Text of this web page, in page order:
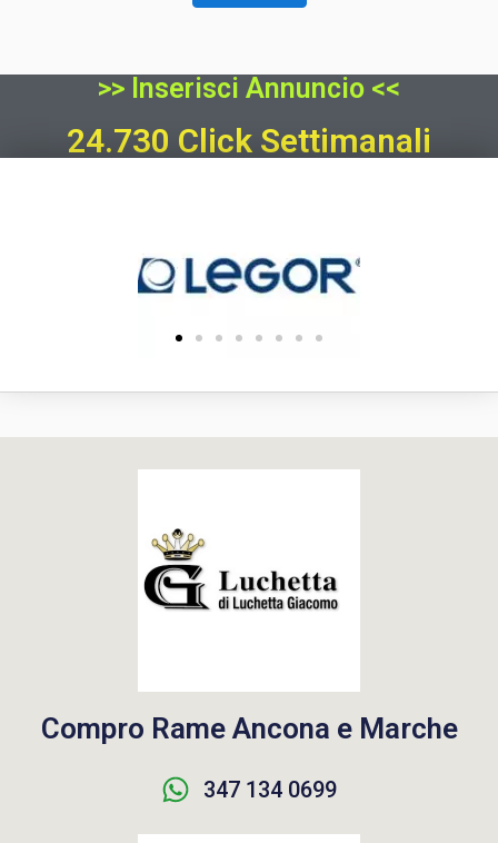
>> Inserisci Annuncio <<
24.730 Click Settimanali
Compro Rame Ancona e Marche
347 134 0699